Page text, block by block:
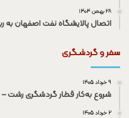
۲۸ بهمن ۱۴۰۴
اتصال پالایشگاه نفت اصفهان به
سفر و گردشـگری
۹ خرداد ۱۴۰۵
شروع به‌کار قطار گردشگری رشت
۲ خرداد ۱۴۰۵